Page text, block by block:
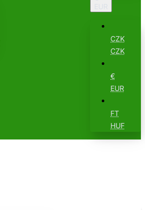
CZK
CZK
€
EUR
FT
HUF